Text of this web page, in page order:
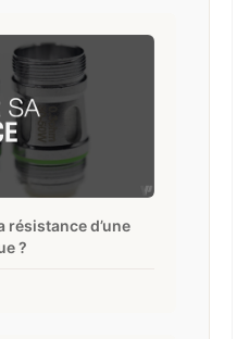
résistance d’une
?